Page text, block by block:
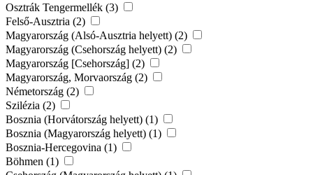
Osztrák Tengermellék (3)
Felső-Ausztria (2)
Magyarország (Alsó-Ausztria helyett) (2)
Magyarország (Csehország helyett) (2)
Magyarország [Csehország] (2)
Magyarország, Morvaország (2)
Németország (2)
Szilézia (2)
Bosznia (Horvátország helyett) (1)
Bosznia (Magyarország helyett) (1)
Bosznia-Hercegovina (1)
Böhmen (1)